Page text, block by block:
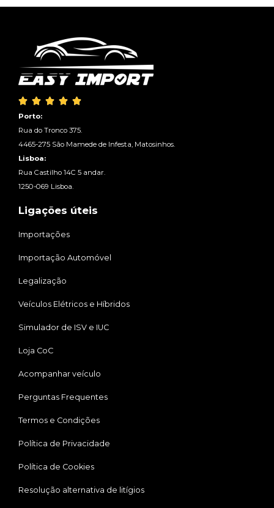
    
Porto:
Rua do Tronco 375.
4465-275 São Mamede de Infesta, Matosinhos.
Lisboa:
Rua Castilho 14C 5 andar.
1250-069 Lisboa.
Ligações úteis
Importações
Importação Automóvel
Legalização
Veículos Elétricos e Híbridos
Simulador de ISV e IUC
Loja CoC
Acompanhar veículo
Perguntas Frequentes
Termos e Condições
Política de Privacidade
Política de Cookies
Resolução alternativa de litígios